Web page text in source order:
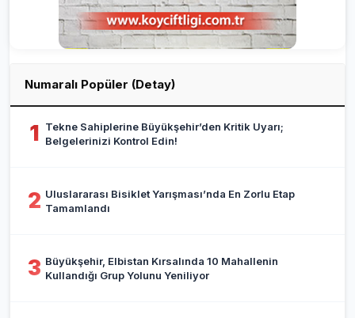
Numaralı Popüler (Detay)
1
Tekne Sahiplerine Büyükşehir’den Kritik Uyarı;
Belgelerinizi Kontrol Edin!
2 Uluslararası Bisiklet Yarışması’nda En Zorlu Etap
Tamamlandı
3 Büyükşehir, Elbistan Kırsalında 10 Mahallenin
Kullandığı Grup Yolunu Yeniliyor